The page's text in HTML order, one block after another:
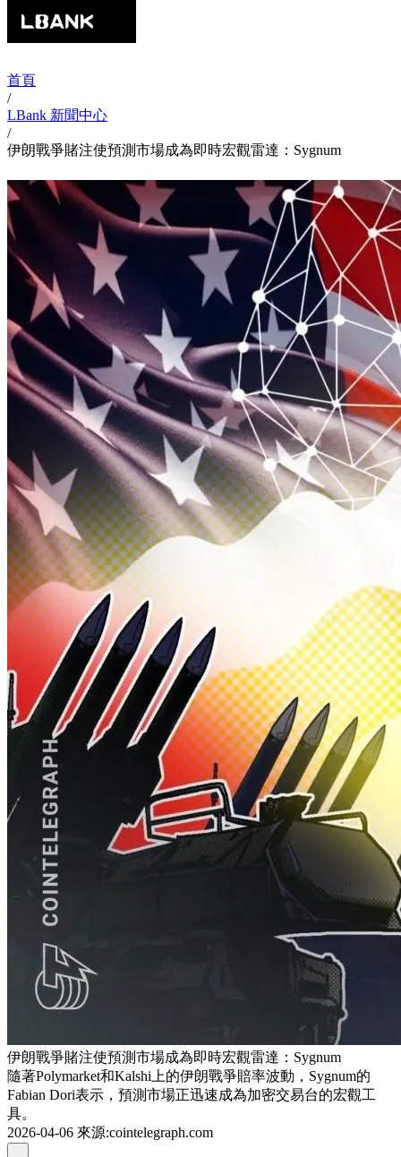
首頁
/
LBank 新聞中心
/
伊朗戰爭賭注使預測市場成為即時宏觀雷達：Sygnum
伊朗戰爭賭注使預測市場成為即時宏觀雷達：Sygnum
隨著Polymarket和Kalshi上的伊朗戰爭賠率波動，Sygnum的
Fabian Dori表示，預測市場正迅速成為加密交易台的宏觀工
具。
2026-04-06 來源:cointelegraph.com